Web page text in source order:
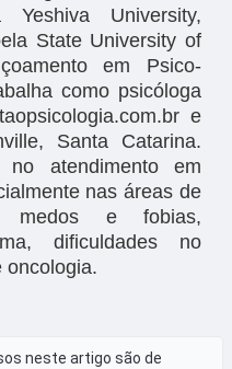
University,
State University of
em Psico-
como psicóloga
e
Santa Catarina.
atendimento em
nas áreas de
medos e fobias,
dificuldades no
oncologia.
neste artigo são de